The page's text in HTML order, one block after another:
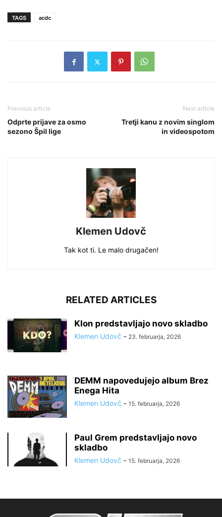
TAGS acdc
Previous article
Odprte prijave za osmo
sezono Špil lige
Next article
Tretji kanu z novim singlom
in videospotom
Klemen Udovč
Tak kot ti. Le malo drugačen!
RELATED ARTICLES
Klon predstavljajo novo skladbo
Klemen Udovč - 23. februarja, 2026
DEMM napovedujejo album Brez
Enega Hita
Klemen Udovč - 15. februarja, 2026
Paul Grem predstavljajo novo
skladbo
Klemen Udovč - 15. februarja, 2026